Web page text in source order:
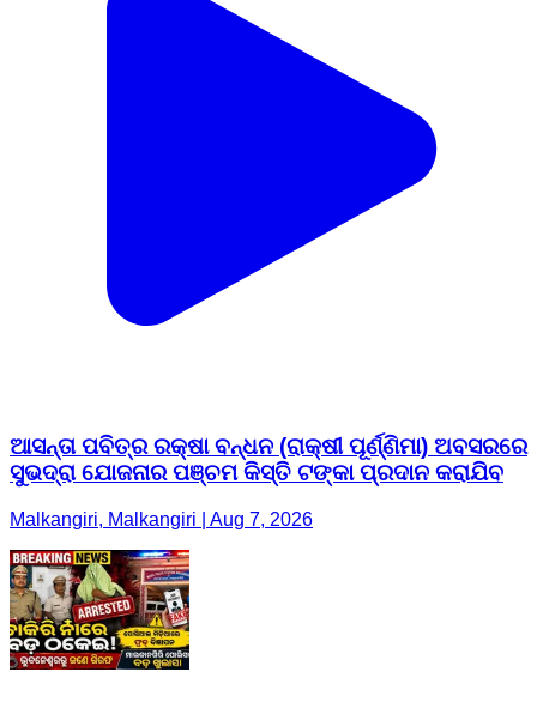
ଆସନ୍ତା ପବିତ୍ର ରକ୍ଷା ବନ୍ଧନ (ରାକ୍ଷୀ ପୂର୍ଣ୍ଣିମା) ଅବସରରେ
ସୁଭଦ୍ରା ଯୋଜନାର ପଞ୍ଚମ କିସ୍ତି ଟଙ୍କା ପ୍ରଦାନ କରାଯିବ
Malkangiri, Malkangiri | Aug 7, 2026